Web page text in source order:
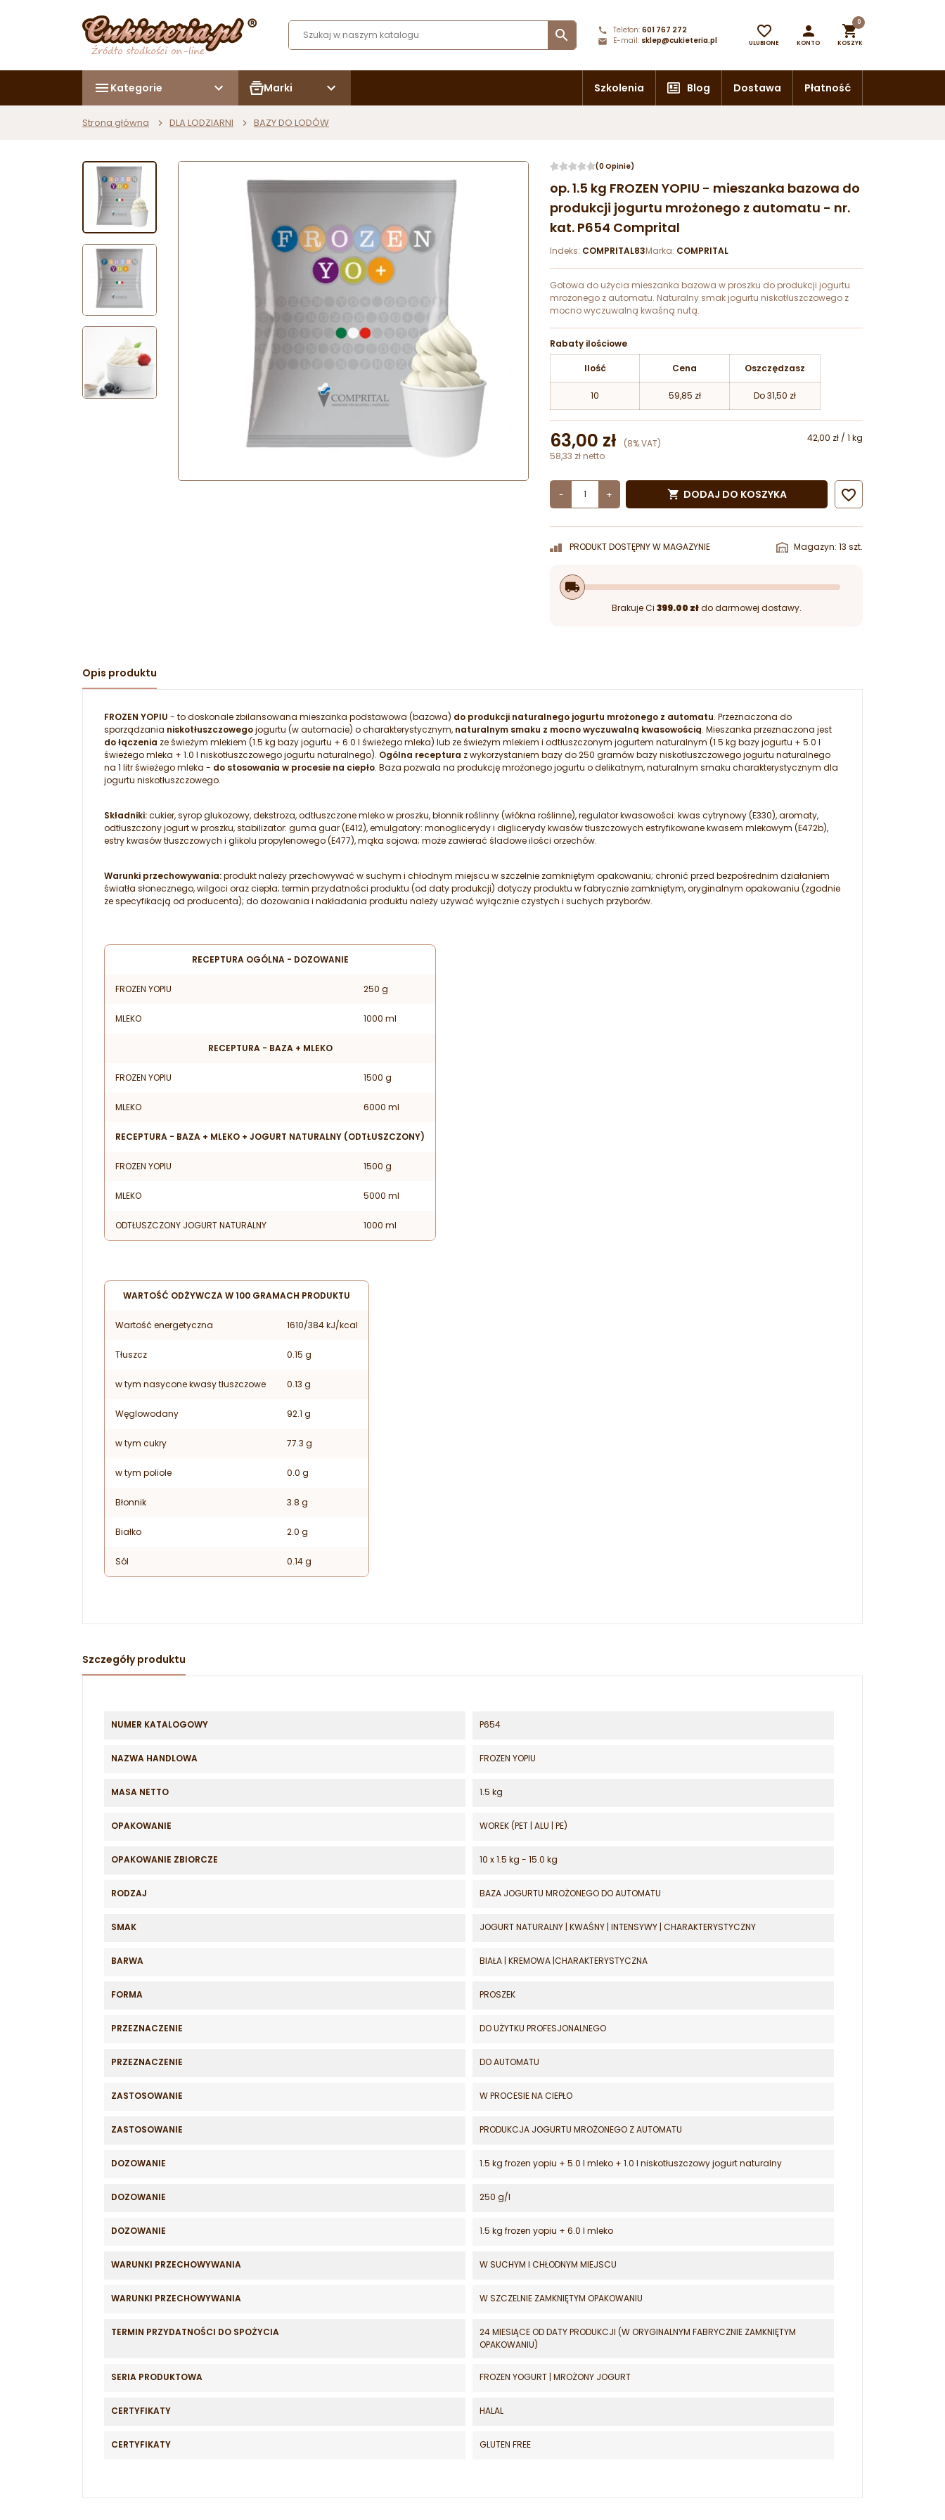
 Telefon: 601 767 272
E-mail: sklep@cukieteria.pl

ULUBIONE

KONTO

0
KOSZYK
Kategorie Marki Szkolenia Blog Dostawa Płatność
Strona główna DLA LODZIARNI BAZY DO LODÓW
(0 Opinie)
op. 1.5 kg FROZEN YOPIU - mieszanka bazowa do
produkcji jogurtu mrożonego z automatu - nr.
kat. P654 Comprital
Indeks: COMPRITAL83Marka: COMPRITAL
Gotowa do użycia mieszanka bazowa w proszku do produkcji jogurtu
mrożonego z automatu. Naturalny smak jogurtu niskotłuszczowego z
mocno wyczuwalną kwaśną nutą.
Rabaty ilościowe
Ilość Cena Oszczędzasz
10 59,85 zł Do 31,50 zł
63,00 zł (8% VAT)
42,00 zł / 1 kg
58,33 zł netto
- +  DODAJ DO KOSZYKA 
PRODUKT DOSTĘPNY W MAGAZYNIE Magazyn: 13 szt.
local_shipping
Brakuje Ci 399.00 złdo darmowej dostawy.
Opis produktu
FROZEN YOPIU - to doskonale zbilansowana mieszanka podstawowa (bazowa) do produkcji naturalnego jogurtu mrożonego z automatu. Przeznaczona do
sporządzania niskotłuszczowegojogurtu (w automacie) o charakterystycznym, naturalnym smaku z mocno wyczuwalną kwasowością. Mieszanka przeznaczona jest
do łączenia ze świeżym mlekiem (1.5 kg bazy jogurtu + 6.0 l świeżego mleka) lub ze świeżym mlekiem i odtłuszczonym jogurtem naturalnym (1.5 kg bazy jogurtu + 5.0 l
świeżego mleka + 1.0 l niskotłuszczowego jogurtu naturalnego). Ogólna receptura z wykorzystaniem bazy do 250 gramów bazy niskotłuszczowego jogurtu naturalnego
na 1 litr świeżego mleka - do stosowania w procesie na ciepło. Baza pozwala na produkcję mrożonego jogurtu o delikatnym, naturalnym smaku charakterystycznym dla
jogurtu niskotłuszczowego.
Składniki:cukier, syrop glukozowy, dekstroza, odtłuszczone mleko w proszku, błonnik roślinny (włókna roślinne), regulator kwasowości: kwas cytrynowy (E330), aromaty,
odtłuszczony jogurt w proszku, stabilizator: guma guar (E412), emulgatory: monoglicerydy i diglicerydy kwasów tłuszczowych estryfikowane kwasem mlekowym (E472b),
estry kwasów tłuszczowych i glikolu propylenowego (E477), mąka sojowa; może zawierać śladowe ilości orzechów.
Warunki przechowywania:produkt należy przechowywać w suchym i chłodnym miejscu w szczelnie zamkniętym opakowaniu; chronić przed bezpośrednim działaniem
światła słonecznego, wilgoci oraz ciepła; termin przydatności produktu (od daty produkcji) dotyczy produktu w fabrycznie zamkniętym, oryginalnym opakowaniu (zgodnie
ze specyfikacją od producenta); do dozowania i nakładania produktu należy używać wyłącznie czystych i suchych przyborów.
RECEPTURA OGÓLNA - DOZOWANIE
FROZEN YOPIU 250 g
MLEKO 1000 ml
RECEPTURA - BAZA + MLEKO
FROZEN YOPIU 1500 g
MLEKO 6000 ml
RECEPTURA - BAZA + MLEKO + JOGURT NATURALNY (ODTŁUSZCZONY)
FROZEN YOPIU 1500 g
MLEKO 5000 ml
ODTŁUSZCZONY JOGURT NATURALNY 1000 ml
WARTOŚĆ ODŻYWCZA W 100 GRAMACH PRODUKTU
Wartość energetyczna 1610/384 kJ/kcal
Tłuszcz 0.15 g
w tym nasycone kwasy tłuszczowe 0.13 g
Węglowodany 92.1 g
w tym cukry 77.3 g
w tym poliole 0.0 g
Błonnik 3.8 g
Białko 2.0 g
Sól 0.14 g
Szczegóły produktu
NUMER KATALOGOWY P654
NAZWA HANDLOWA FROZEN YOPIU
MASA NETTO 1.5 kg
OPAKOWANIE WOREK (PET | ALU | PE)
OPAKOWANIE ZBIORCZE 10 x 1.5 kg - 15.0 kg
RODZAJ BAZA JOGURTU MROŻONEGO DO AUTOMATU
SMAK JOGURT NATURALNY | KWAŚNY | INTENSYWY | CHARAKTERYSTYCZNY
BARWA BIAŁA | KREMOWA |CHARAKTERYSTYCZNA
FORMA PROSZEK
PRZEZNACZENIE DO UŻYTKU PROFESJONALNEGO
PRZEZNACZENIE DO AUTOMATU
ZASTOSOWANIE W PROCESIE NA CIEPŁO
ZASTOSOWANIE PRODUKCJA JOGURTU MROŻONEGO Z AUTOMATU
DOZOWANIE 1.5 kg frozen yopiu + 5.0 l mleko + 1.0 l niskotłuszczowy jogurt naturalny
DOZOWANIE 250 g/l
DOZOWANIE 1.5 kg frozen yopiu + 6.0 l mleko
WARUNKI PRZECHOWYWANIA W SUCHYM I CHŁODNYM MIEJSCU
WARUNKI PRZECHOWYWANIA W SZCZELNIE ZAMKNIĘTYM OPAKOWANIU
TERMIN PRZYDATNOŚCI DO SPOŻYCIA
24 MIESIĄCE OD DATY PRODUKCJI (W ORYGINALNYM FABRYCZNIE ZAMKNIĘTYM
OPAKOWANIU)
SERIA PRODUKTOWA FROZEN YOGURT | MROŻONY JOGURT
CERTYFIKATY HALAL
CERTYFIKATY GLUTEN FREE